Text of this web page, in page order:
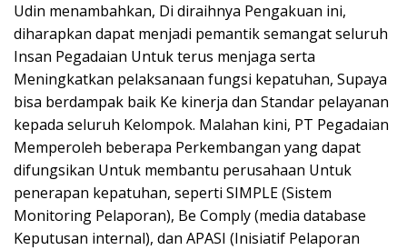
Udin menambahkan, Di diraihnya Pengakuan ini,
diharapkan dapat menjadi pemantik semangat seluruh
Insan Pegadaian Untuk terus menjaga serta
Meningkatkan pelaksanaan fungsi kepatuhan, Supaya
bisa berdampak baik Ke kinerja dan Standar pelayanan
kepada seluruh Kelompok. Malahan kini, PT Pegadaian
Memperoleh beberapa Perkembangan yang dapat
difungsikan Untuk membantu perusahaan Untuk
penerapan kepatuhan, seperti SIMPLE (Sistem
Monitoring Pelaporan), Be Comply (media database
Keputusan internal), dan APASI (Inisiatif Pelaporan